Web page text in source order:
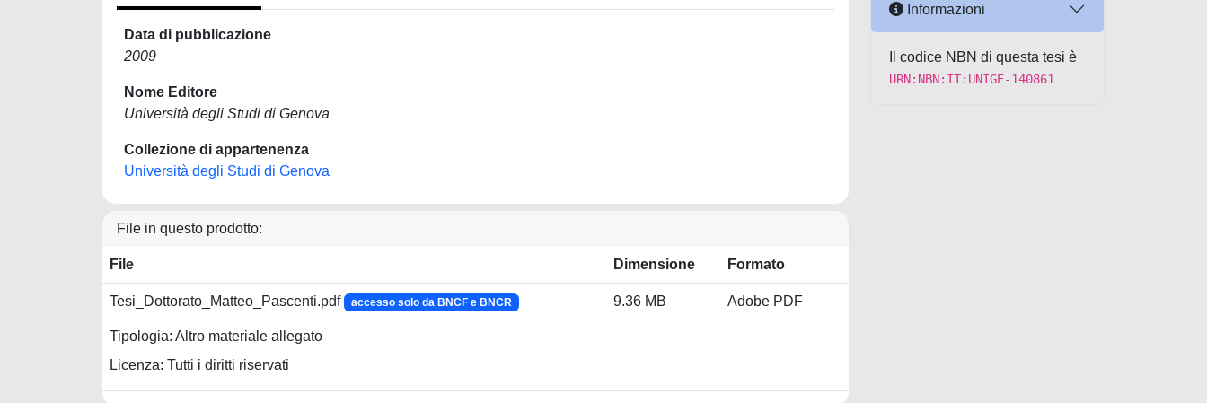
Data di pubblicazione
2009
Nome Editore
Università degli Studi di Genova
Collezione di appartenenza
Università degli Studi di Genova
File in questo prodotto:
File Dimensione Formato
Tesi_Dottorato_Matteo_Pascenti.pdf accesso solo da BNCF e BNCR
Tipologia: Altro materiale allegato
Licenza: Tutti i diritti riservati
9.36 MB Adobe PDF
Informazioni
Il codice NBN di questa tesi è
URN:NBN:IT:UNIGE-140861